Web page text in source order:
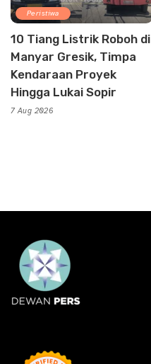
Peristiwa
10 Tiang Listrik Roboh di
Manyar Gresik, Timpa
Kendaraan Proyek
Hingga Lukai Sopir
7 Aug 2026